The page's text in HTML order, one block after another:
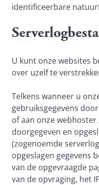
identificeerbare
U kunt onze websites
over uzelf te
Telkens wanneer u
gebruiksgegevens
of aan onze
doorgegeven en
(zogenoemde
opgeslagen gegevens
van de opgevraagde
van de opvraging, het